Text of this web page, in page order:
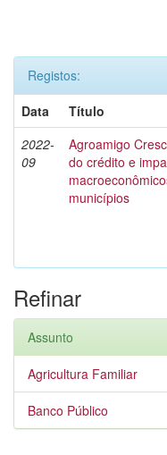
Registos:
Data
Título
2022-
09
Agroamigo
do crédito e
municípios
Refinar
Assunto
Agricultura Familiar
Banco Público